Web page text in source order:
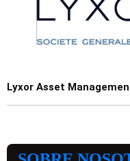
Lyxor Asset